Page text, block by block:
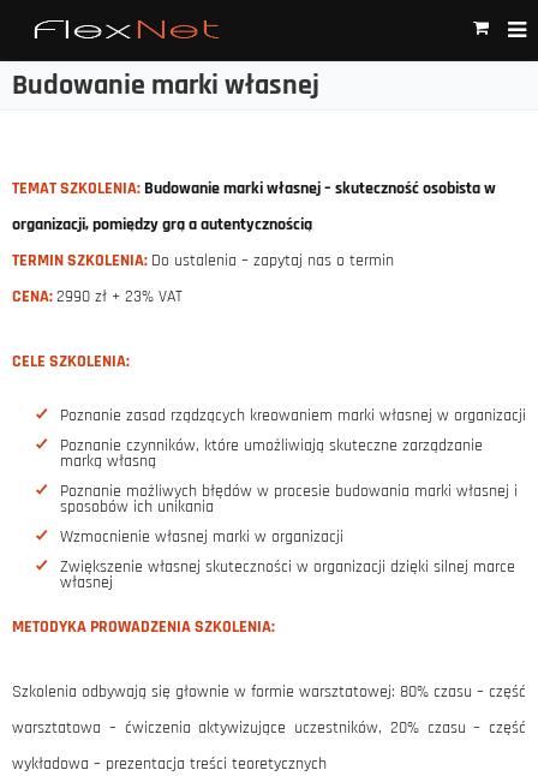
Budowanie marki własnej
TEMAT SZKOLENIA: Budowanie marki własnej – skuteczność osobista w
organizacji, pomiędzy grą a autentycznością
TERMIN SZKOLENIA: Do ustalenia – zapytaj nas o termin
CENA:2990 zł + 23% VAT
CELE SZKOLENIA:
Poznanie zasad rządzących kreowaniem marki własnej w organizacji
Poznanie czynników, które umożliwiają skuteczne zarządzanie
marką własną
Poznanie możliwych błędów w procesie budowania marki własnej i
sposobów ich unikania
Wzmocnienie własnej marki w organizacji
Zwiększenie własnej skuteczności w organizacji dzięki silnej marce
własnej
METODYKA PROWADZENIA SZKOLENIA:
Szkolenia odbywają się głownie w formie warsztatowej: 80% czasu – część
warsztatowa – ćwiczenia aktywizujące uczestników, 20% czasu – część
wykładowa – prezentacja treści teoretycznych